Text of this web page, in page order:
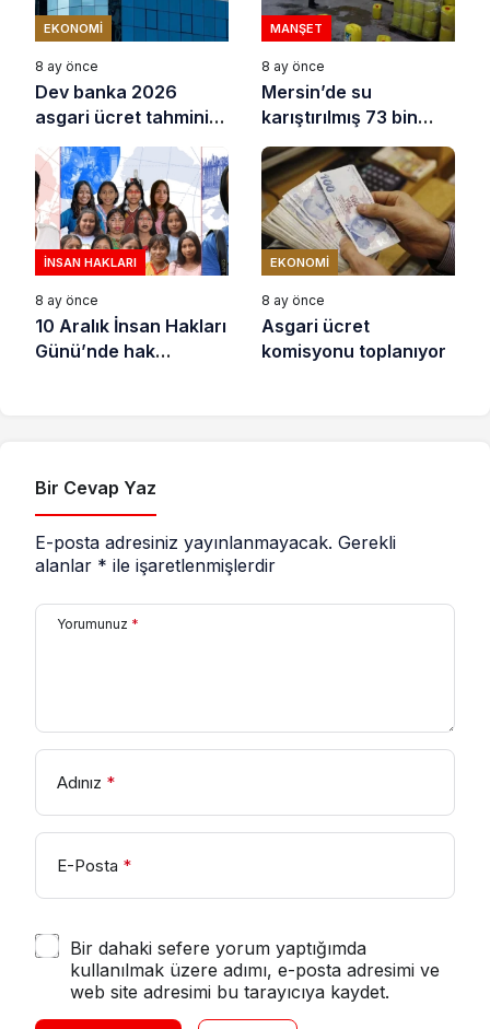
EKONOMI
8 ay önce
Dev banka 2026
asgari ücret tahminini
açıkladı
MANŞET
8 ay önce
Mersin’de su
karıştırılmış 73 bin
litre sıvı yağ ele
geçirildi
İNSAN HAKLARI
8 ay önce
10 Aralık İnsan Hakları
Günü’nde hak
EKONOMI
8 ay önce
Asgari ücret
komisyonu toplanıyor
Bir Cevap Yaz
E-posta adresiniz yayınlanmayacak. Gerekli
alanlar * ile işaretlenmişlerdir
Yorumunuz *
Adınız *
E-Posta *
Bir dahaki sefere yorum yaptığımda
kullanılmak üzere adımı, e-posta adresimi ve
web site adresimi bu tarayıcıya kaydet.